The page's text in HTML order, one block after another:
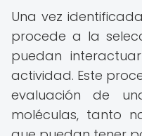
Una vez
procede a la
puedan
actividad. Este
evaluación de
moléculas, tanto